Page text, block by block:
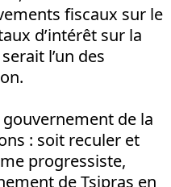
fiscaux sur le
d’intérêt sur la
l’un des
de la
: soit reculer et
progressiste,
de Tsipras en